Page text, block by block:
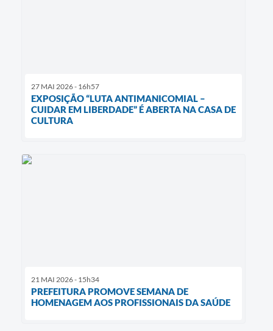
27 MAI 2026 - 16h57
EXPOSIÇÃO “LUTA ANTIMANICOMIAL –
CUIDAR EM LIBERDADE” É ABERTA NA CASA DE
CULTURA
21 MAI 2026 - 15h34
PREFEITURA PROMOVE SEMANA DE
HOMENAGEM AOS PROFISSIONAIS DA SAÚDE